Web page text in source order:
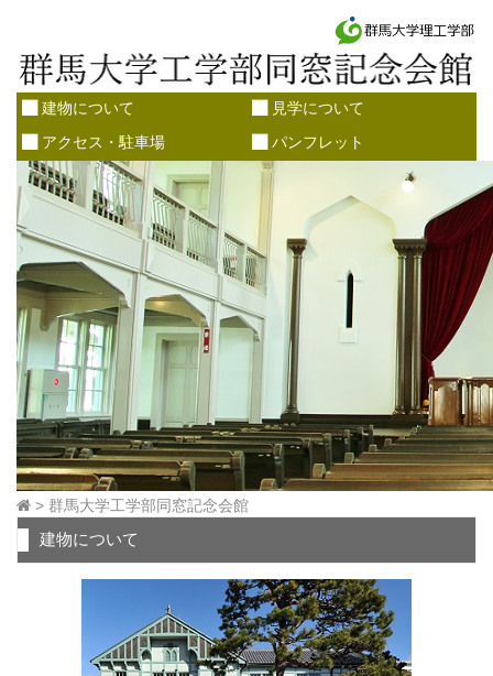
建物について
見学について
アクセス・駐車場
パンフレット
> 群馬大学工学部同窓記念会館
建物について